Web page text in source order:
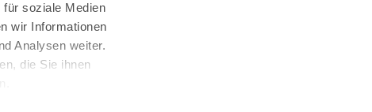
für soziale Medien
wir Informationen
Analysen weiter.
die Sie ihnen